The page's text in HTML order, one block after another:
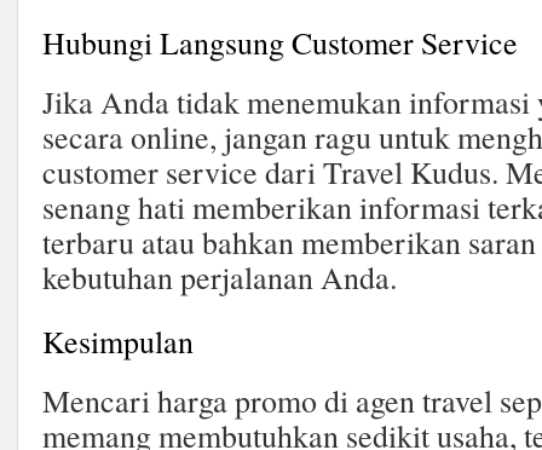
Hubungi Langsung Customer Service
Jika Anda tidak menemukan informasi
secara online, jangan ragu untuk
customer service dari Travel Kudus.
senang hati memberikan informasi
terbaru atau bahkan memberikan
kebutuhan perjalanan Anda.
Kesimpulan
Mencari harga promo di agen travel
memang membutuhkan sedikit usaha,